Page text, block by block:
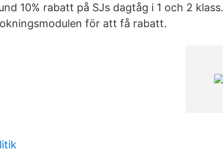
10% rabatt på SJs dagtåg i 1 och 2
för att få rabatt.